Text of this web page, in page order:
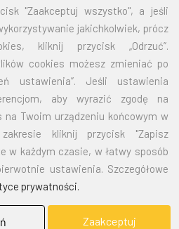
"Zaakceptuj wszystko", a jeśli
jakichkolwiek, prócz
kliknij przycisk „Odrzuć”.
cookies możesz zmieniać po
ustawienia”. Jeśli ustawienia
aby wyrazić zgodę na
Twoim urządzeniu końcowym w
kliknij przycisk "Zapisz
w każdym czasie, w łatwy sposób
ustawienia. Szczegółowe
prywatności.
Zaakceptuj
83,03
129,15
186,35
,biuro@bielflag.pl
21 78